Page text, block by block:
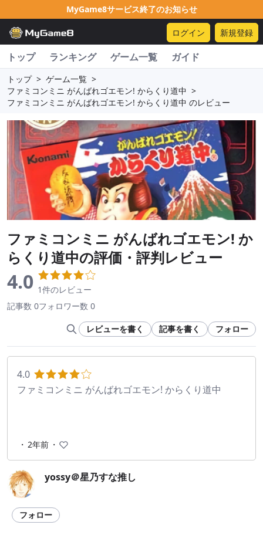
MyGame8サービス終了のお知らせ
ログイン 新規登録
トップ ランキング ゲーム一覧 ガイド
トップ > ゲーム一覧 >
ファミコンミニ がんばれゴエモン! からくり道中 >
ファミコンミニ がんばれゴエモン! からくり道中 のレビュー
ファミコンミニ がんばれゴエモン! か
らくり道中の評価・評判レビュー
4.0 1件のレビュー
記事数 0フォロワー数 0
レビューを書く 記事を書く フォロー
4.0
ファミコンミニ がんばれゴエモン! からくり道中
・ 2年前 ・
yossy＠星乃すな推し
フォロー